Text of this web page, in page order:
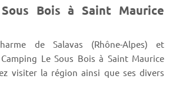
Bois à Saint Maurice
de Salavas (Rhône-Alpes) et
Le Sous Bois à Saint Maurice
visiter la région ainsi que ses divers